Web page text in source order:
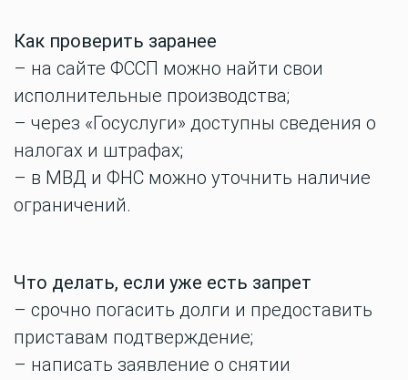
Как проверить заранее
– на сайте ФССП можно найти свои
исполнительные производства;
– через «Госуслуги» доступны сведения о
налогах и штрафах;
– в МВД и ФНС можно уточнить наличие
ограничений.
Что делать, если уже есть запрет
– срочно погасить долги и предоставить
приставам подтверждение;
– написать заявление о снятии